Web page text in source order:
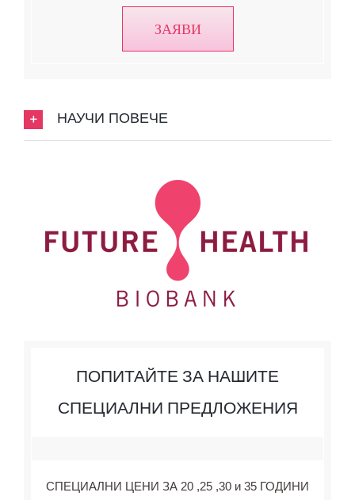
ЗАЯВИ
НАУЧИ ПОВЕЧЕ
ПОПИТАЙТЕ ЗА НАШИТЕ
СПЕЦИАЛНИ ПРЕДЛОЖЕНИЯ
СПЕЦИАЛНИ ЦЕНИ ЗА 20 ,25 ,30 и 35 ГОДИНИ